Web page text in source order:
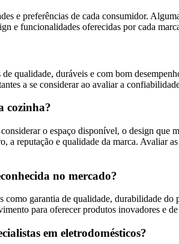
e preferências de cada consumidor.
e funcionalidades oferecidas por cada
qualidade, duráveis e com bom
a se considerar ao avaliar a
cozinha?
o espaço disponível, o design que
reputação e qualidade da marca. Avaliar
no mercado?
garantia de qualidade, durabilidade
para oferecer produtos inovadores e
em eletrodomésticos?